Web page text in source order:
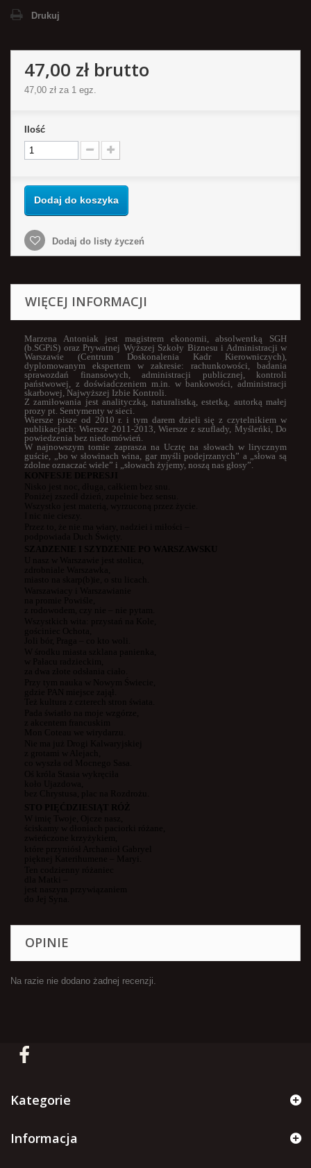
Drukuj
47,00 złbrutto
47,00 zł za 1 egz.
Ilość
Dodaj do koszyka
Dodaj do listy życzeń
WIĘCEJ INFORMACJI
Marzena Antoniak jest magistrem ekonomii, absolwentką SGH
(b.SGPiS) oraz Prywatnej Wyższej Szkoły Biznesu i Administracji w
Warszawie (Centrum Doskonalenia Kadr Kierowniczych),
dyplomowanym ekspertem w zakresie: rachunkowości, badania
sprawozdań finansowych, administracji publicznej, kontroli
państwowej, z doświadczeniem m.in. w bankowości, administracji
skarbowej, Najwyższej Izbie Kontroli.
Z zamiłowania jest analityczką, naturalistką, estetką, autorką małej
prozy pt. Sentymenty w sieci.
Wiersze pisze od 2010 r. i tym darem dzieli się z czytelnikiem w
publikacjach:Wiersze 2011-2013, Wiersze z szuflady, Myśleńki, Do
powiedzenia bez niedomówień.
W najnowszym tomie zaprasza na Ucztę na słowach w lirycznym
guście, „bo w słowinach wina, gar myśli podejrzanych” a „słowa są
zdolne oznaczać wiele” i „słowach żyjemy, noszą nas głosy”.
KONFESJE DEPRESJI
Nisko jest noc, długa, całkiem bez snu.
Poniżej zszedł dzień, zupełnie bez sensu.
Wszystko jest materią, wyrzuconą przez życie.
I nic nie cieszy.
Przez to, że nie ma wiary, nadziei i miłości –
podpowiada Duch Święty.
SZADZENIE I SZYDZENIE PO WARSZAWSKU
U nasz w Warszawie jest stolica,
zdrobniale Warszawka,
miasto na skarp(b)ie, o stu licach.
Warszawiacy i Warszawianie
na promie Powiśle,
z rodowodem, czy nie – nie pytam.
Wszystkich wita: przystań na Kole,
gościniec Ochota,
Joli bór, Praga – co kto woli.
W środku miasta szklana panienka,
w Pałacu radzieckim,
za dwa złote odsłania ciało.
Przy tym nauka w Nowym Świecie,
gdzie PAN miejsce zajął.
Też kultura z czterech stron świata.
Pada światło na moje wzg
órze,
z akcentem francuskim
Mon Coteau we wirydarzu.
Nie ma już Drogi Kalwaryjskiej
z grotami w Alejach,
co wyszła od Mocnego Sasa.
Oś kr
óla Stasia wykręciła
koło Ujazdowa,
bez Chrystusa, plac na Rozdrożu.
STO PIĘĆDZIESIĄT RÓŻ
W imię Twoje, Ojcze nasz,
ściskamy w dłoniach paciorki r
óżane,
zwieńczone krzyżykiem,
które przyniósł Archanioł Gabryel
pięknej
Katerihumene
– Maryi.
Ten codzienny różaniec
dla Matki –
jest naszym przywiązaniem
do Jej Syna.
OPINIE
Na razie nie dodano żadnej recenzji.
Kategorie
Informacja